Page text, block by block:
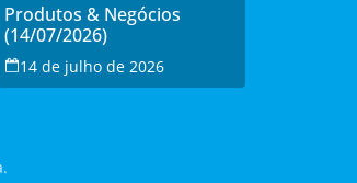
Produtos & Negócios
(14/07/2026)
14 de julho de 2026